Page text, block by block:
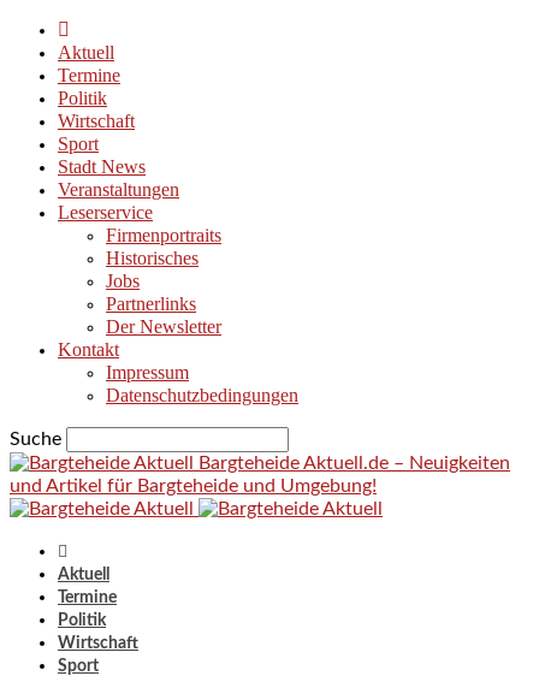
Aktuell
Termine
Politik
Wirtschaft
Sport
Stadt News
Veranstaltungen
Leserservice
Firmenportraits
Historisches
Jobs
Partnerlinks
Der Newsletter
Kontakt
Impressum
Datenschutzbedingungen
Suche
Bargteheide Aktuell.de – Neuigkeiten
und Artikel für Bargteheide und Umgebung!
Aktuell
Termine
Politik
Wirtschaft
Sport